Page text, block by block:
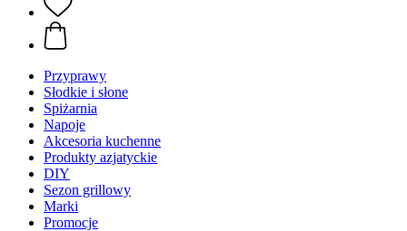
Przyprawy
Słodkie i słone
Spiżarnia
Napoje
Akcesoria kuchenne
Produkty azjatyckie
DIY
Sezon grillowy
Marki
Promocje